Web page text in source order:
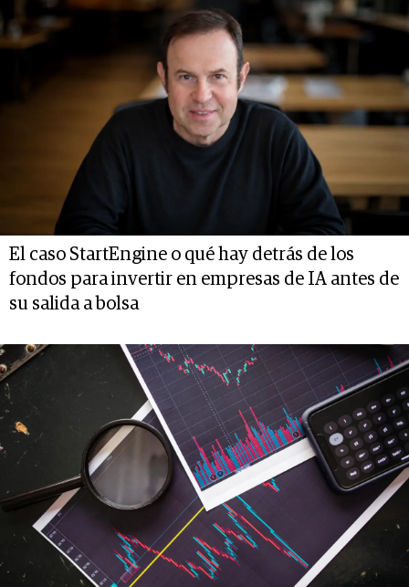
El caso StartEngine o qué hay detrás de los
fondos para invertir en empresas de IA antes de
su salida a bolsa